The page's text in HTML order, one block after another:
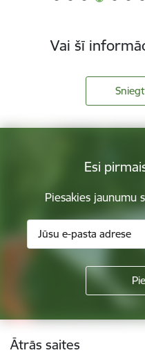
Vai šī
Esi
Piesakies jaunumu
Kājene
Ātrās saites